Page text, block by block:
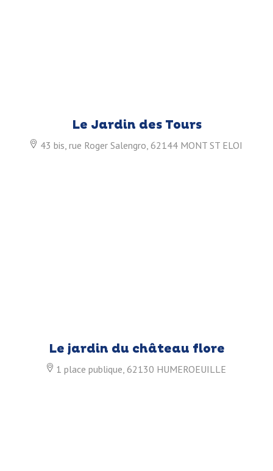
Le Jardin des Tours
43 bis, rue Roger Salengro, 62144 MONT ST ELOI
Le jardin du château flore
1 place publique, 62130 HUMEROEUILLE